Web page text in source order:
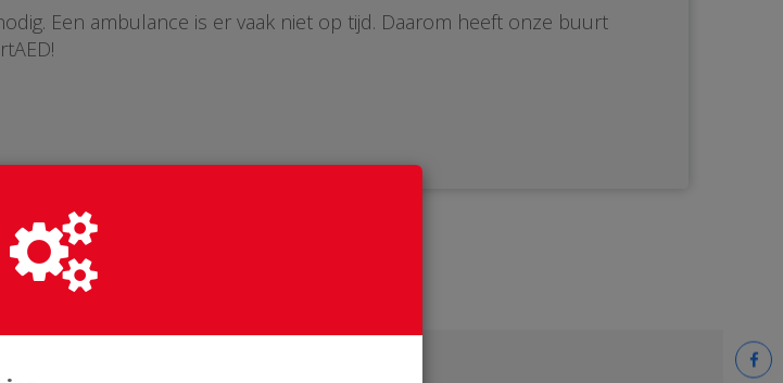
Een ambulance is er vaak niet op tijd. Daarom heeft onze buurt